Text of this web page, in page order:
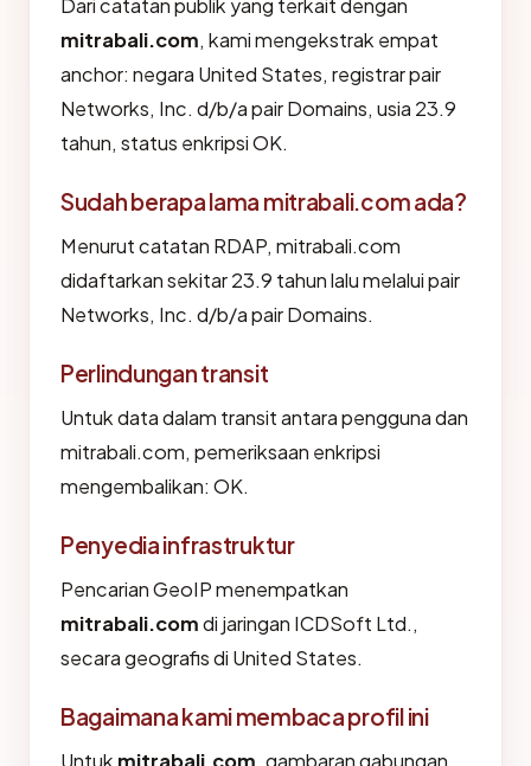
Dari catatan publik yang terkait dengan
mitrabali.com, kami mengekstrak empat
anchor: negara United States, registrar pair
Networks, Inc. d/b/a pair Domains, usia 23.9
tahun, status enkripsi OK.
Sudah berapa lama mitrabali.com ada?
Menurut catatan RDAP, mitrabali.com
didaftarkan sekitar 23.9 tahun lalu melalui pair
Networks, Inc. d/b/a pair Domains.
Perlindungan transit
Untuk data dalam transit antara pengguna dan
mitrabali.com, pemeriksaan enkripsi
mengembalikan: OK.
Penyedia infrastruktur
Pencarian GeoIP menempatkan
mitrabali.comdi jaringan ICDSoft Ltd.,
secara geografis di United States.
Bagaimana kami membaca profil ini
Untuk mitrabali.com , gambaran gabungan